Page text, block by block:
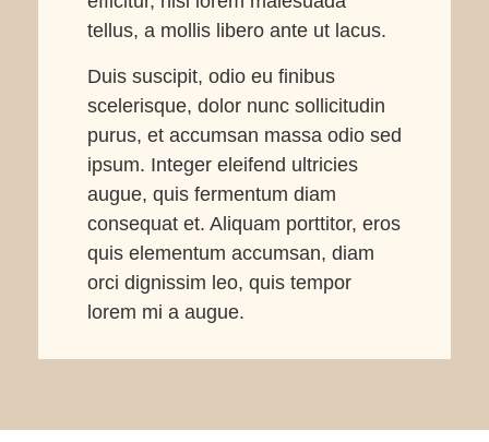
tellus, a mollis libero ante ut lacus.
Duis suscipit, odio eu finibus
scelerisque, dolor nunc sollicitudin
purus, et accumsan massa odio sed
ipsum. Integer eleifend ultricies
augue, quis fermentum diam
consequat et. Aliquam porttitor, eros
quis elementum accumsan, diam
orci dignissim leo, quis tempor
lorem mi a augue.